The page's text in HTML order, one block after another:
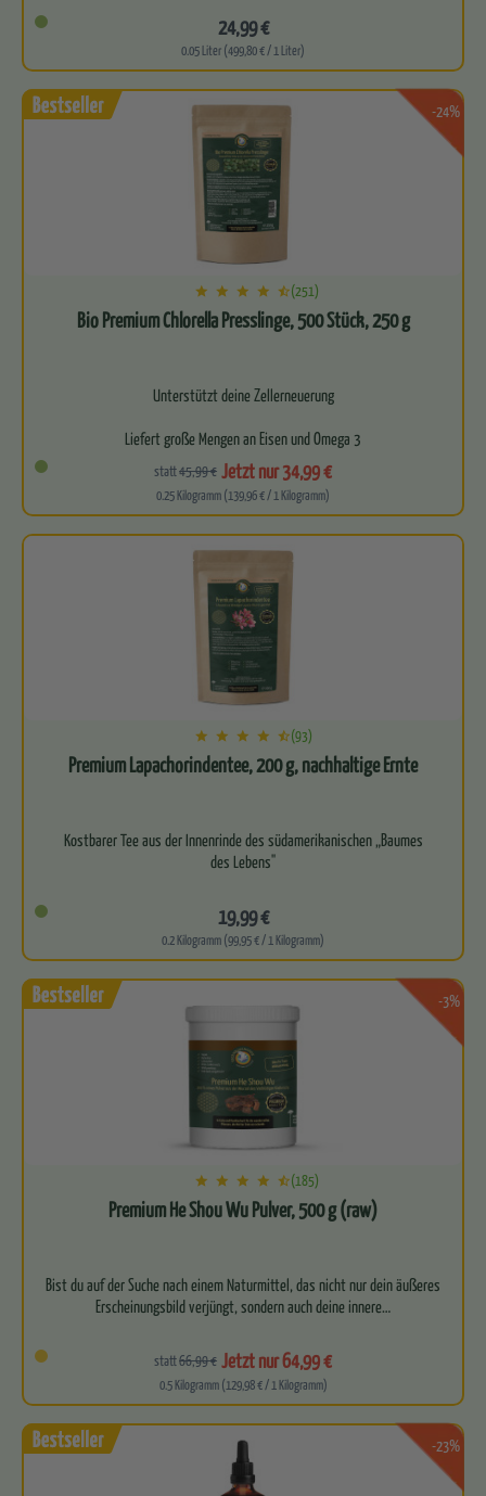
24,99 €
0.05 Liter (499,80 € / 1 Liter)
-24%
(251)
Bio Premium Chlorella Presslinge, 500 Stück, 250 g
Unterstützt deine Zellerneuerung
Liefert große Mengen an Eisen und Omega 3
Für ein starkes Immunsystem
statt45,99 € Jetzt nur 34,99 €
0.25 Kilogramm (139,96 € / 1 Kilogramm)
(93)
Premium Lapachorindentee, 200 g, nachhaltige Ernte
Kostbarer Tee aus der Innenrinde des südamerikanischen „Baumes
des Lebens"
19,99 €
0.2 Kilogramm (99,95 € / 1 Kilogramm)
-3%
(185)
Premium He Shou Wu Pulver, 500 g (raw)
Bist du auf der Suche nach einem Naturmittel, das nicht nur dein äußeres
statt66,99 € Jetzt nur 64,99 €
0.5 Kilogramm (129,98 € / 1 Kilogramm)
-23%